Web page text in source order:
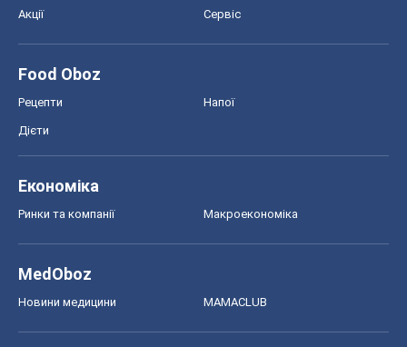
Акції Сервіс
Food Oboz
Рецепти Напої
Дієти
Економіка
Ринки та компанії Макроекономіка
MedOboz
Новини медицини MAMACLUB